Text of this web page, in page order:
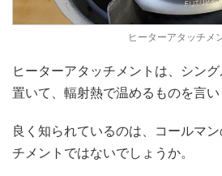
ヒーターアタッチメ
ヒーターアタッチメントは、シン
置いて、輻射熱で温めるものを言い
良く知られているのは、コールマ
チメントではないでしょうか。